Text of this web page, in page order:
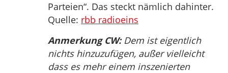
Parteien“. Das steckt nämlich dahinter.
Quelle: rbb radioeins
Anmerkung CW:Dem ist eigentlich
nichts hinzuzufügen, außer vielleicht
dass es mehr einem inszenierten